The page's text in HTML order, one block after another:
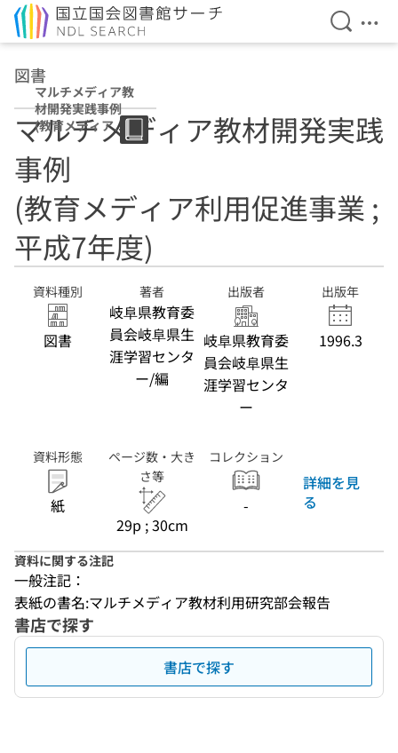
検索を
メ
図書
マルチメディア教
材開発実践事例
(教育メディア利
用促進事業 ; 平成
7年度)
マルチメディア教材開発実践
事例
(教育メディア利用促進事業 ;
平成7年度)
資料種別
図書
著者
岐阜県教育委
員会岐阜県生
涯学習センタ
ー/編
出版者
岐阜県教育委
員会岐阜県生
涯学習センタ
ー
出版年
1996.3
資料形態
紙
ページ数・大き
さ等
29p ; 30cm
コレクション
-
詳細を見
る
資料に関する注記
一般注記：
表紙の書名:マルチメディア教材利用研究部会報告
書店で探す
書店で探す